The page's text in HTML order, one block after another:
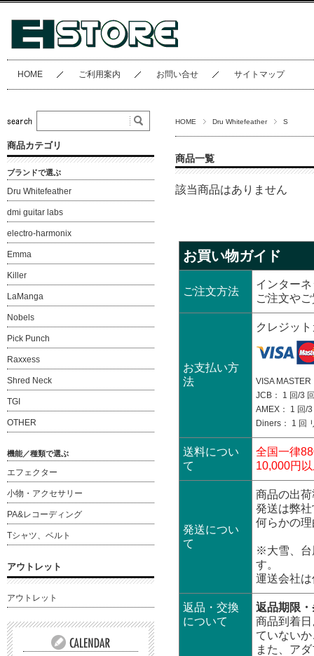
HOME ご利用案内 お問い合せ サイトマップ
HOME Dru Whitefeather S
商品一覧
該当商品はありません
お買い物ガイド
ご注文方法
インター
ご注文や
お支払い方
法
クレジッ
VISA
JCB： 1 回/3
AMEX： 1 回/
Diners： 1 回
送料につい
て
全国一律
10,000円
発送につい
て
商品の出
発送は弊
何らかの
※大雪、台
す。
運送会社
返品・交換
について
返品期限
商品到着
ていない
また、ア
商品カテゴリ
ブランドで選ぶ
Dru Whitefeather
dmi guitar labs
electro-harmonix
Emma
Killer
LaManga
Nobels
Pick Punch
Raxxess
Shred Neck
TGI
OTHER
機能／種類で選ぶ
エフェクター
小物・アクセサリー
PA&レコーディング
Tシャツ、ベルト
アウトレット
アウトレット